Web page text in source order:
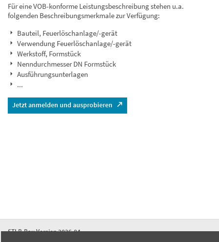
Für eine VOB-konforme Leistungsbeschreibung stehen u.a.
folgenden Beschreibungsmerkmale zur Verfügung:
Bauteil, Feuerlöschanlage/-gerät
Verwendung Feuerlöschanlage/-gerät
Werkstoff, Formstück
Nenndurchmesser DN Formstück
Ausführungsunterlagen
...
Jetzt anmelden und ausprobieren
STLB-Bau Version 2026-04